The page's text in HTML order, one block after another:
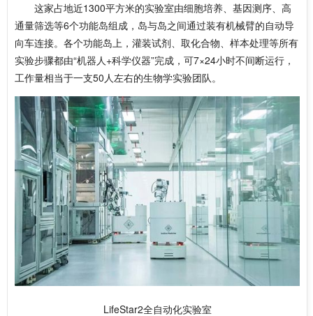
这家占地近1300平方米的实验室由细胞培养、基因测序、高
通量筛选等6个功能岛组成，岛与岛之间通过装有机械臂的自动导
向车连接。各个功能岛上，灌装试剂、取化合物、样本处理等所有
实验步骤都由“机器人+科学仪器”完成，可7×24小时不间断运行，
工作量相当于一支50人左右的生物学实验团队。
LifeStar2全自动化实验室